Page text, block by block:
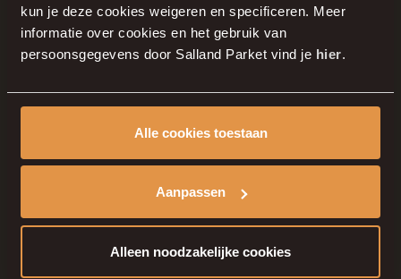
kun je deze cookies weigeren en specificeren. Meer
informatie over cookies en het gebruik van
persoonsgegevens door Salland Parket vind je hier.
Alle cookies toestaan
Aanpassen
Alleen noodzakelijke cookies